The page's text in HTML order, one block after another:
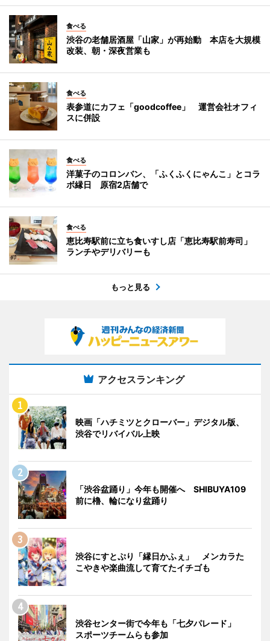
食べる
渋谷の老舗居酒屋「山家」が再始動 本店を大規模
改装、朝・深夜営業も
食べる
表参道にカフェ「goodcoffee」 運営会社オフィ
スに併設
食べる
洋菓子のコロンバン、「ふくふくにゃんこ」とコラ
ボ縁日 原宿2店舗で
食べる
恵比寿駅前に立ち食いすし店「恵比寿駅前寿司」
ランチやデリバリーも
もっと見る
アクセスランキング
映画「ハチミツとクローバー」デジタル版、
渋谷でリバイバル上映
「渋谷盆踊り」今年も開催へ SHIBUYA109
前に櫓、輪になり盆踊り
渋谷にすとぷり「縁日かふぇ」 メンカラた
こやきや楽曲流して育てたイチゴも
渋谷センター街で今年も「七夕パレード」
スポーツチームらも参加